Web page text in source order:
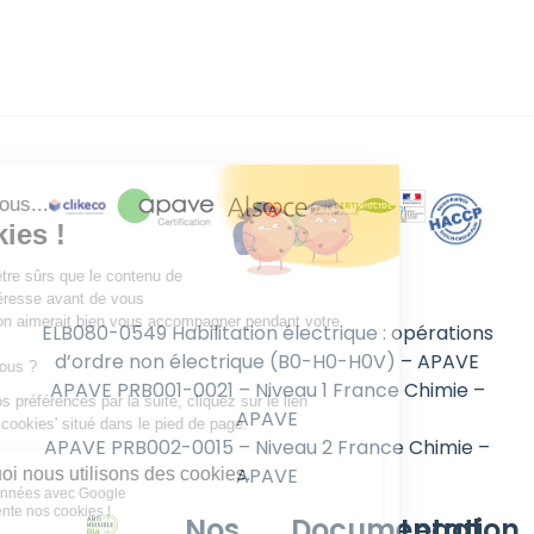
ELB080-0549 Habilitation électrique : opérations
d’ordre non électrique (B0-H0-H0V) – APAVE
APAVE PRB001-0021 – Niveau 1 France Chimie –
APAVE
APAVE PRB002-0015 – Niveau 2 France Chimie –
APAVE